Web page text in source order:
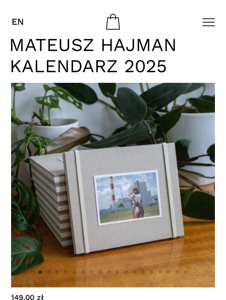
MATEUSZ HAJMAN
EN
KALENDARZ 2025
149,00 zł